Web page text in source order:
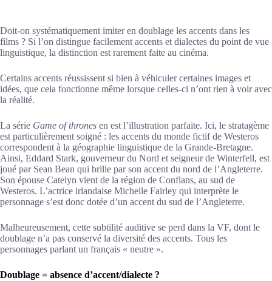
Doit-on systématiquement imiter en doublage les accents dans les
films ? Si l’on distingue facilement accents et dialectes du point de vue
linguistique, la distinction est rarement faite au cinéma.
Certains accents réussissent si bien à véhiculer certaines images et
idées, que cela fonctionne même lorsque celles-ci n’ont rien à voir avec
la réalité.
La série Game of thrones en est l’illustration parfaite. Ici, le stratagème
est particulièrement soigné : les accents du monde fictif de Westeros
correspondent à la géographie linguistique de la Grande-Bretagne.
Ainsi, Eddard Stark, gouverneur du Nord et seigneur de Winterfell, est
joué par Sean Bean qui brille par son accent du nord de l’Angleterre.
Son épouse Catelyn vient de la région de Conflans, au sud de
Westeros. L’actrice irlandaise Michelle Fairley qui interprète le
personnage s’est donc dotée d’un accent du sud de l’Angleterre.
Malheureusement, cette subtilité auditive se perd dans la VF, dont le
doublage n’a pas conservé la diversité des accents. Tous les
personnages parlant un français « neutre ».
Doublage = absence d’accent/dialecte ?